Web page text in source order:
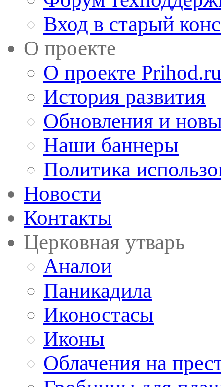
Вход в старый
О проекте
О проекте Prihod.ru
История развития
Обновления и
Наши баннеры
Политика
Новости
Контакты
Церковная утварь
Аналои
Паникадила
Иконостасы
Иконы
Облачения на